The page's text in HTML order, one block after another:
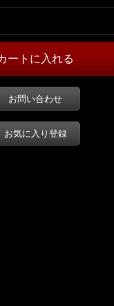
お問い合わせ
お気に入り登録